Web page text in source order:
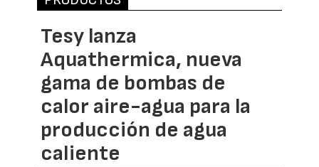
Tesy lanza
Aquathermica, nueva
gama de bombas de
calor aire-agua para la
producción de agua
caliente